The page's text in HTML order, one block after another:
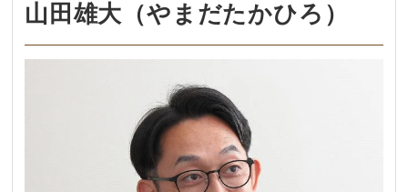
山田雄大（やまだたかひろ）